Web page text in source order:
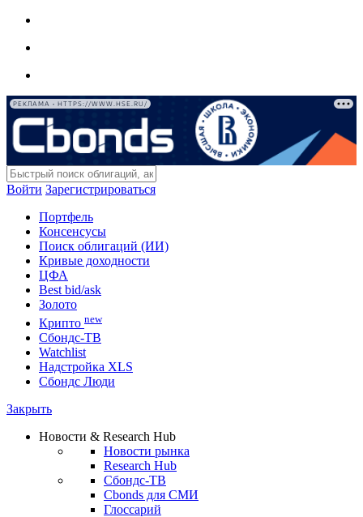
РЕКЛАМА • HTTPS://WWW.HSE.RU/
Войти Зарегистрироваться
Портфель
Консенсусы
Поиск облигаций (ИИ)
Кривые доходности
ЦФА
Best bid/ask
Золото
Крипто new
Сбондс-ТВ
Watchlist
Надстройка XLS
Сбондс Люди
Закрыть
Новости & Research Hub
Новости рынка
Research Hub
Сбондс-ТВ
Cbonds для СМИ
Глоссарий